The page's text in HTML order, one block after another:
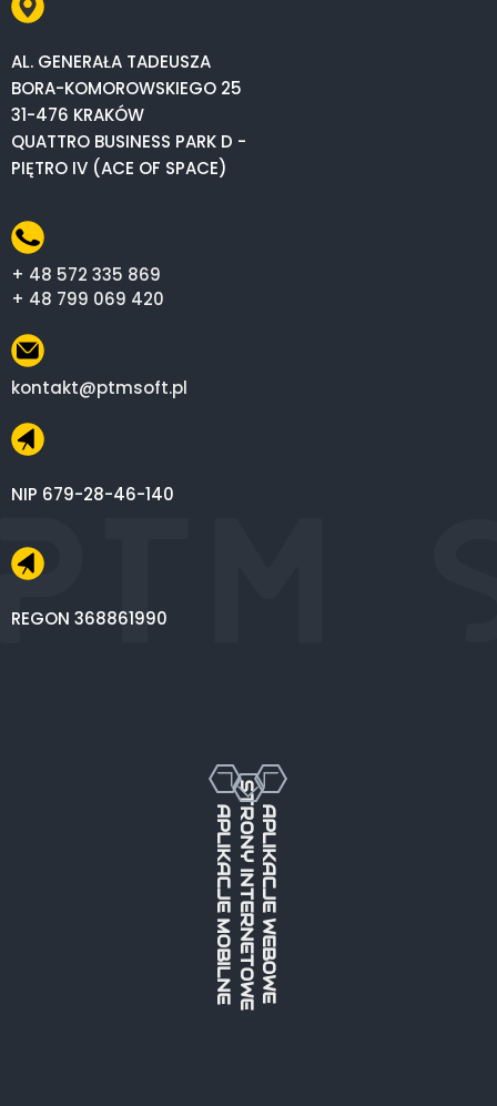
AL. GENERAŁA TADEUSZA
BORA-KOMOROWSKIEGO 25
31-476 KRAKÓW
QUATTRO BUSINESS PARK D -
PIĘTRO IV (ACE OF SPACE)
+ 48 572 335 869
+ 48 799 069 420
kontakt@ptmsoft.pl
NIP 679-28-46-140
REGON 368861990
APLIKACJE MOBILNESTRONY INTERNETOWEAPLIKACJE WEBOWE